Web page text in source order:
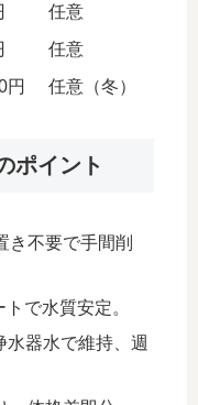
任意
任意
円 任意（冬）
ポイント
き不要で手間削
で水質安定。
器水で維持、週